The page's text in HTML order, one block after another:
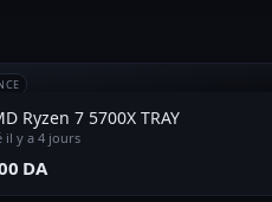
Ryzen 7 5700X TRAY
il y a 4 jours
DA⁩